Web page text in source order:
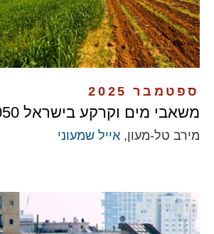
ספטמבר 2025
משאבי מים וקרקע בישראל 2050
מירב טל-מעון, אייל שמעוני